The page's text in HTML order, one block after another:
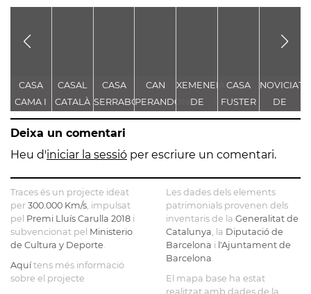
CASA
CAMA I
ESCURRA
CASAL
CATALÀ
CASA
SERRABOU
CAN
PERANDONES
- CASA
FARJAS
XEMENEIA
DE
L'ANTIGA
C.E.L.O.
CASA
FUSTER
NOVICIAT
DE
NOSTRA
DE LA
Deixa un comentari
Heu d'iniciar la sessió per escriure un comentari.
Traces és un projecte ideat
per 300.000 Km/s , impulsat
pel Premi Lluís Carulla 2018 i
subvencionat pel Ministerio
de Cultura y Deporte
Aquítens més informació
sobre el projecte
Les dades dels elements
patrimonials provenen dels
inventaris de la Generalitat de
Catalunya , la Diputació de
Barcelona i l'Ajuntament de
Barcelona
El mapa base ha estat
realitzat amb dades de la